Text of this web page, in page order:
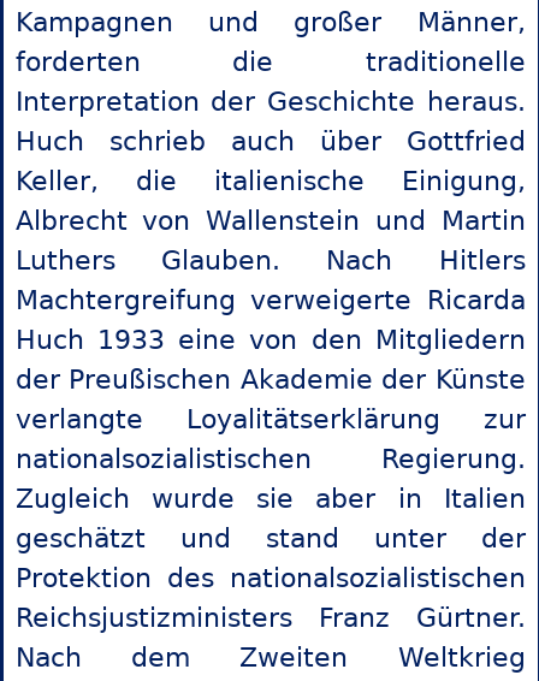
Kampagnen und großer Männer,
forderten die traditionelle
Interpretation der Geschichte heraus.
Huch schrieb auch über Gottfried
Keller, die italienische Einigung,
Albrecht von Wallenstein und Martin
Luthers Glauben. Nach Hitlers
Machtergreifung verweigerte Ricarda
Huch 1933 eine von den Mitgliedern
der Preußischen Akademie der Künste
verlangte Loyalitätserklärung zur
nationalsozialistischen Regierung.
Zugleich wurde sie aber in Italien
geschätzt und stand unter der
Protektion des nationalsozialistischen
Reichsjustizministers Franz Gürtner.
Nach dem Zweiten Weltkrieg